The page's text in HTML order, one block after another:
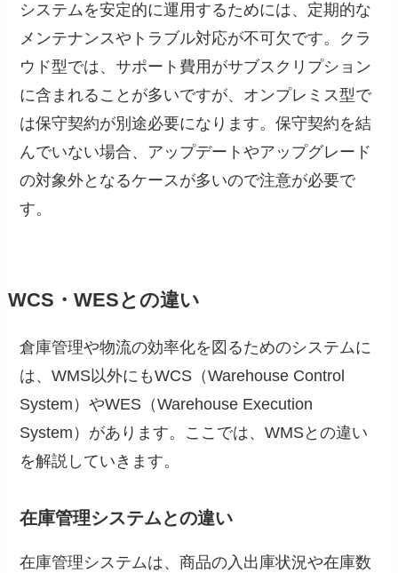
システムを安定的に運用するためには、定期的な
メンテナンスやトラブル対応が不可欠です。クラ
ウド型では、サポート費用がサブスクリプション
に含まれることが多いですが、オンプレミス型で
は保守契約が別途必要になります。保守契約を結
んでいない場合、アップデートやアップグレード
の対象外となるケースが多いので注意が必要で
す。
WCS・WESとの違い
倉庫管理や物流の効率化を図るためのシステムに
は、WMS以外にもWCS（Warehouse Control
System）やWES（Warehouse Execution
System）があります。ここでは、WMSとの違い
を解説していきます。
在庫管理システムとの違い
在庫管理システムは、商品の入出庫状況や在庫数